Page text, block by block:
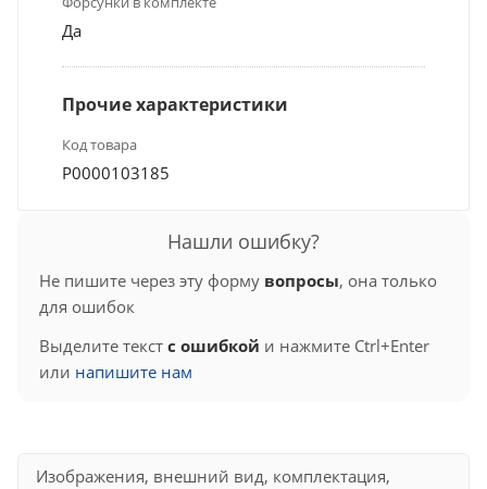
Да
Прочие характеристики
Код товара
Р0000103185
Нашли ошибку?
Не пишите через эту форму вопросы, она только
для ошибок
Выделите текст с ошибкой и нажмите Ctrl+Enter
или напишите нам
Изображения, внешний вид, комплектация,